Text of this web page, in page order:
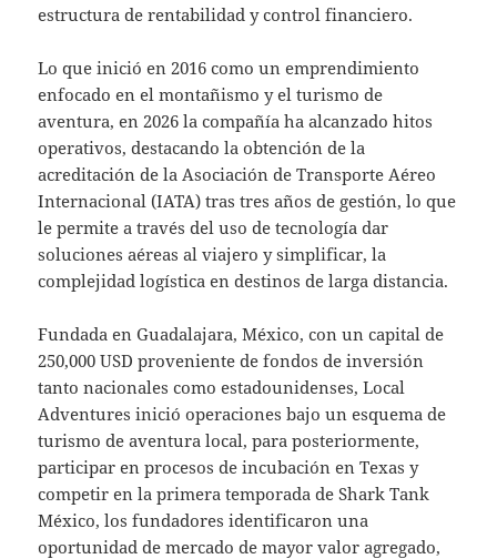
estructura de rentabilidad y control financiero.
Lo que inició en 2016 como un emprendimiento
enfocado en el montañismo y el turismo de
aventura, en 2026 la compañía ha alcanzado hitos
operativos, destacando la obtención de la
acreditación de la Asociación de Transporte Aéreo
Internacional (IATA) tras tres años de gestión, lo que
le permite a través del uso de tecnología dar
soluciones aéreas al viajero y simplificar, la
complejidad logística en destinos de larga distancia.
Fundada en Guadalajara, México, con un capital de
250,000 USD proveniente de fondos de inversión
tanto nacionales como estadounidenses, Local
Adventures inició operaciones bajo un esquema de
turismo de aventura local, para posteriormente,
participar en procesos de incubación en Texas y
competir en la primera temporada de Shark Tank
México, los fundadores identificaron una
oportunidad de mercado de mayor valor agregado,